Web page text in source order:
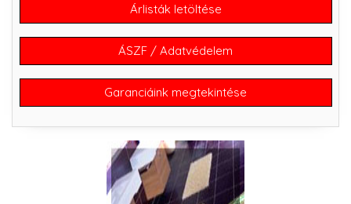
Árlisták letöltése
ÁSZF / Adatvédelem
Garanciáink megtekintése